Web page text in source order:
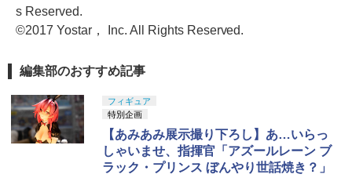
s Reserved.
©2017 Yostar， Inc. All Rights Reserved.
編集部のおすすめ記事
フィギュア
特別企画
【あみあみ展示撮り下ろし】あ…いらっ
しゃいませ、指揮官「アズールレーン ブ
ラック・プリンス ぼんやり世話焼き？」